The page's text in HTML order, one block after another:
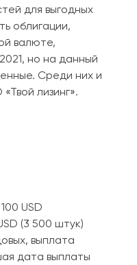
для выгодных
облигации,
валюте,
но на данный
Среди них и
лизинг».
USD
(3 500 штук)
выплата
дата выплаты